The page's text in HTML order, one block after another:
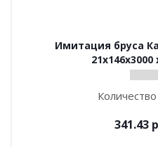
Имитация бруса
Количество
341.43